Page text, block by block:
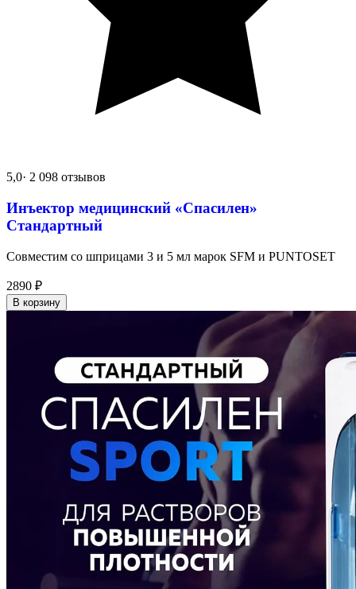
5,0· 2 098 отзывов
Инъектор медицинский «Спасилен»
Стандартный
Совместим со шприцами 3 и 5 мл марок SFM и PUNTOSET
2890 ₽
В корзину